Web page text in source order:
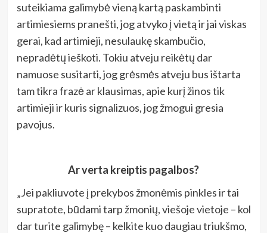
suteikiama galimybė vieną kartą paskambinti
artimiesiems pranešti, jog atvyko į vietą ir jai viskas
gerai, kad artimieji, nesulaukę skambučio,
nepradėtų ieškoti. Tokiu atveju reikėtų dar
namuose susitarti, jog grėsmės atveju bus ištarta
tam tikra frazė ar klausimas, apie kurį žinos tik
artimieji ir kuris signalizuos, jog žmogui gresia
pavojus.
Ar verta kreiptis pagalbos?
„Jei pakliuvote į prekybos žmonėmis pinkles ir tai
supratote, būdami tarp žmonių, viešoje vietoje – kol
dar turite galimybę – kelkite kuo daugiau triukšmo,